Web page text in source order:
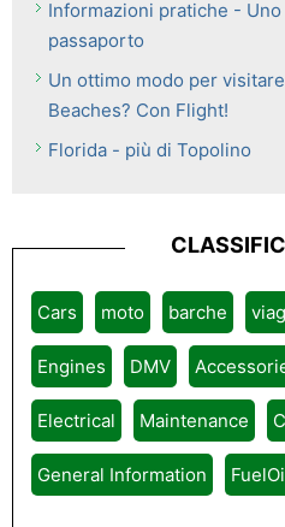
Informazioni pratiche -
passaporto
Un ottimo modo per
Beaches? Con Flight!
Florida - più di Topolino
Cars moto barche
Engines DMV
Electrical Maintenance
General Information